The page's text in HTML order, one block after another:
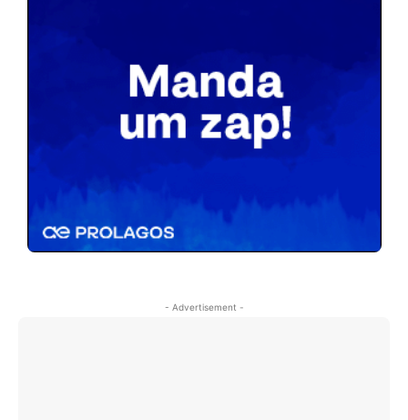
- Advertisement -